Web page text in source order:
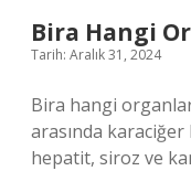
Bira Hangi
Tarih: Aralık 31, 2024
Bira hangi
arasında
hepatit, siroz ve